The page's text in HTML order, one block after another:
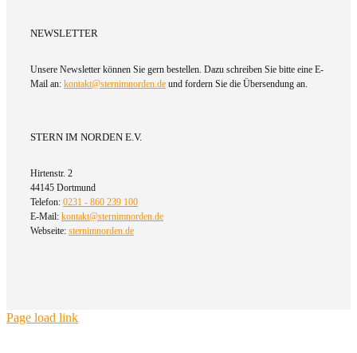
NEWSLETTER
Unsere Newsletter können Sie gern bestellen. Dazu schreiben Sie bitte eine E-
Mail an: kontakt@sternimnorden.de und fordern Sie die Übersendung an.
STERN IM NORDEN E.V.
Hirtenstr. 2
44145 Dortmund
Telefon: 0231 - 860 239 100
E-Mail: kontakt@sternimnorden.de
Webseite: sternimnorden.de
Page load link